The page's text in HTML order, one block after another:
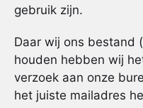
gebruik zijn.
Daar wij ons bestand
houden hebben wij
verzoek aan onze
het juiste mailadres